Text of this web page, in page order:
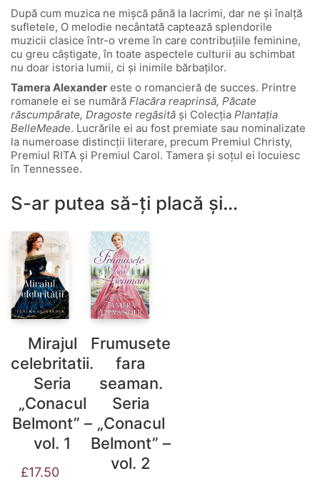
După cum muzica ne mișcă până la lacrimi, dar ne și înalță
sufletele, O melodie necântată captează splendorile
muzicii clasice într-o vreme în care contribuțiile feminine,
cu greu câștigate, în toate aspectele culturii au schimbat
nu doar istoria lumii, ci și inimile bărbaților.
Tamera Alexander este o romancieră de succes. Printre
romanele ei se numără Flacăra reaprinsă, Păcate
răscumpărate, Dragoste regăsită şi Colecţia Plantaţia
BelleMeade. Lucrările ei au fost premiate sau nominalizate
la numeroase distincţii literare, precum Premiul Christy,
Premiul RITA şi Premiul Carol. Tamera şi soţul ei locuiesc
în Tennessee.
S-ar putea să-ți placă și…
Mirajul
celebritatii.
Seria
„Conacul
Belmont” –
vol. 1
£17.50
Frumusete
fara
seaman.
Seria
„Conacul
Belmont” –
vol. 2